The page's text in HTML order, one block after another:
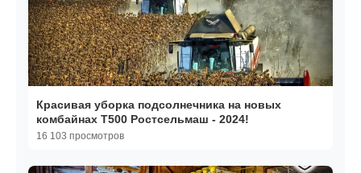
Красивая уборка подсолнечника на новых
комбайнах Т500 Ростсельмаш - 2024!
16 103 просмотров